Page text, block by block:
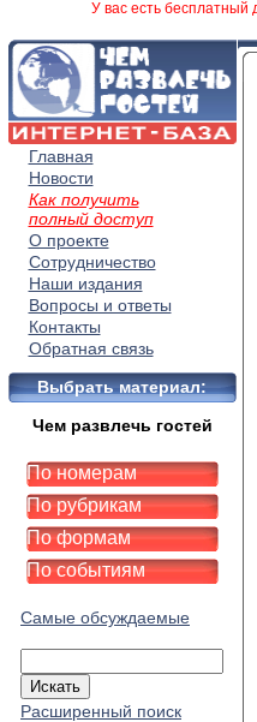
У вас есть бесплатный
Главная
Новости
Как получить
полный доступ
О проекте
Сотрудничество
Наши издания
Вопросы и ответы
Контакты
Обратная связь
Выбрать материал:
Чем развлечь гостей
По номерам
По рубрикам
По формам
По событиям
Самые обсуждаемые
Расширенный поиск